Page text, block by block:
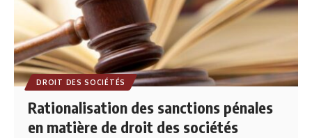
DROIT DES SOCIÉTÉS
Rationalisation des sanctions pénales
en matière de droit des sociétés